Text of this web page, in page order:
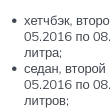
хетчбэк,
05.2016 по
литра;
седан,
05.2016 по
литров;